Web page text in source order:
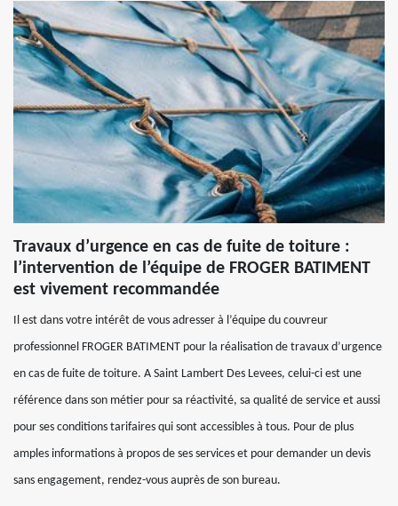
Travaux d’urgence en cas de fuite de toiture :
l’intervention de l’équipe de FROGER BATIMENT
est vivement recommandée
Il est dans votre intérêt de vous adresser à l’équipe du couvreur
professionnel FROGER BATIMENT pour la réalisation de travaux d’urgence
en cas de fuite de toiture. A Saint Lambert Des Levees, celui-ci est une
référence dans son métier pour sa réactivité, sa qualité de service et aussi
pour ses conditions tarifaires qui sont accessibles à tous. Pour de plus
amples informations à propos de ses services et pour demander un devis
sans engagement, rendez-vous auprès de son bureau.